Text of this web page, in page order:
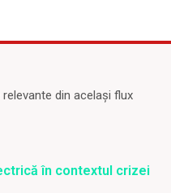
din același flux
în contextul crizei